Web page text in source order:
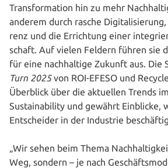
Trans­for­ma­ti­on hin zu mehr
anderem durch rasche
renz und die Errich­tung einer
schaft. Auf vielen Feldern führen sie
für eine nach­hal­ti­ge Zukunft aus. Die
Turn 2025von ROI-EFESO und
Überblick über die aktuellen Trends
Sus­taina­bi­li­ty und gewährt Einblicke,
Ent­schei­der in der Industrie
„Wir sehen beim Thema
Weg, sondern – je nach